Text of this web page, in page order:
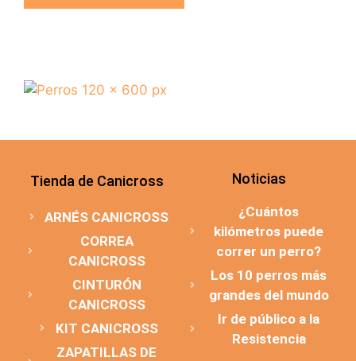
Tienda de Canicross
ARNÉS CANICROSS
CORREA
CANICROSS
CINTURÓN
CANICROSS
KIT CANICROSS
ZAPATILLAS DE
Noticias
¿Cuántos
kilómetros puede
correr un perro?
Los 10 perros más
grandes del mundo
Ir de público a la
Resistencia